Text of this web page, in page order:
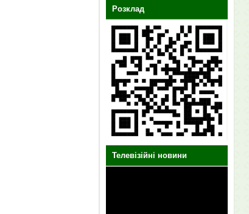
Розклад
Телевізійні новини